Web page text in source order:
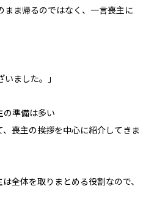
まま帰るのではなく、一言喪主に
いました。」
の準備は多い
喪主の挨拶を中心に紹介してきま
全体を取りまとめる役割なので、